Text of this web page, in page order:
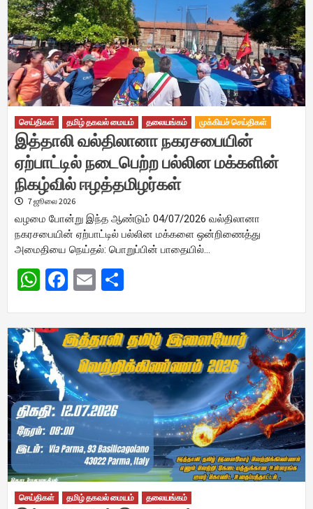
செய்திகள் தமிழ் தகவல் மையம் தலையங்கம் முக்கியச் செய்திகள்
இத்தாலி வல்திலானா நகரசபையின்
ஏற்பாட்டில் நடைபெற்ற பல்லின மக்களின்
நிகழ்வில் ஈழத்தமிழர்கள்
7 ஜூலை 2026
வழமை போன்று இந்த ஆண்டும் 04/07/2026 வல்திலானா
நகரசபையின் ஏற்பாட்டில் பல்லின மக்களை ஒன்றிணைத்து
அமைதியை நெய்தல்: பொறுப்பின் பாதையில்…
WhatsApp
Facebook
Email
செய்திகள் தமிழ் தகவல் மையம் தலையங்கம்